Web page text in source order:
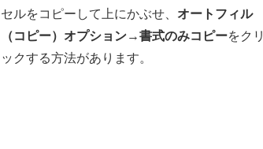
セルをコピーして上にかぶせ、 オートフィル
（コピー）オプション→書式のみコピーをクリ
ックする方法があります。